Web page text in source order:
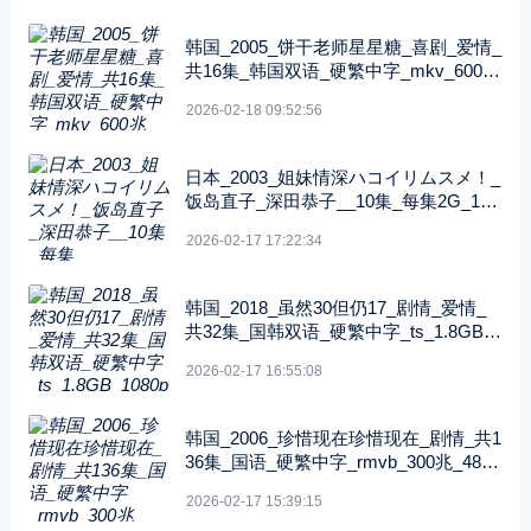
韩国_2005_饼干老师星星糖_喜剧_爱情_
共16集_韩国双语_硬繁中字_mkv_600兆
2026-02-18 09:52:56
日本_2003_姐妹情深ハコイリムスメ！_
饭岛直子_深田恭子__10集_每集2G_108
2026-02-17 17:22:34
韩国_2018_虽然30但仍17_剧情_爱情_
共32集_国韩双语_硬繁中字_ts_1.8GB_1
2026-02-17 16:55:08
韩国_2006_珍惜现在珍惜现在_剧情_共1
36集_国语_硬繁中字_rmvb_300兆_480p
2026-02-17 15:39:15